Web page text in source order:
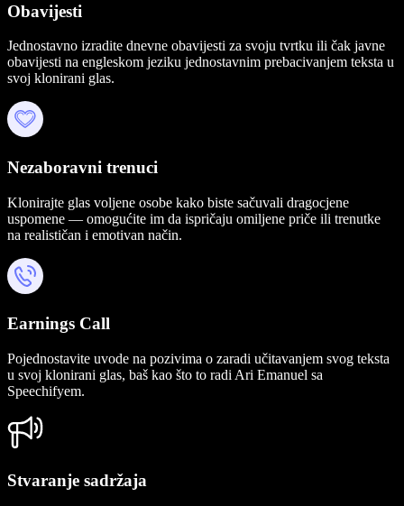
Obavijesti
Jednostavno izradite dnevne obavijesti za svoju tvrtku ili čak javne
obavijesti na engleskom jeziku jednostavnim prebacivanjem teksta u
svoj klonirani glas.
Nezaboravni trenuci
Klonirajte glas voljene osobe kako biste sačuvali dragocjene
uspomene — omogućite im da ispričaju omiljene priče ili trenutke
na realističan i emotivan način.
Earnings Call
Pojednostavite uvode na pozivima o zaradi učitavanjem svog teksta
u svoj klonirani glas, baš kao što to radi Ari Emanuel sa
Speechifyem.
Stvaranje sadržaja